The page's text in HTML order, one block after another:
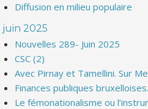
Diffusion en milieu populaire
juin 2025
Nouvelles 289- Juin 2025
CSC (2)
Avec Pirnay et Tamellini. Sur
Finances publiques
Le fémonationalisme ou